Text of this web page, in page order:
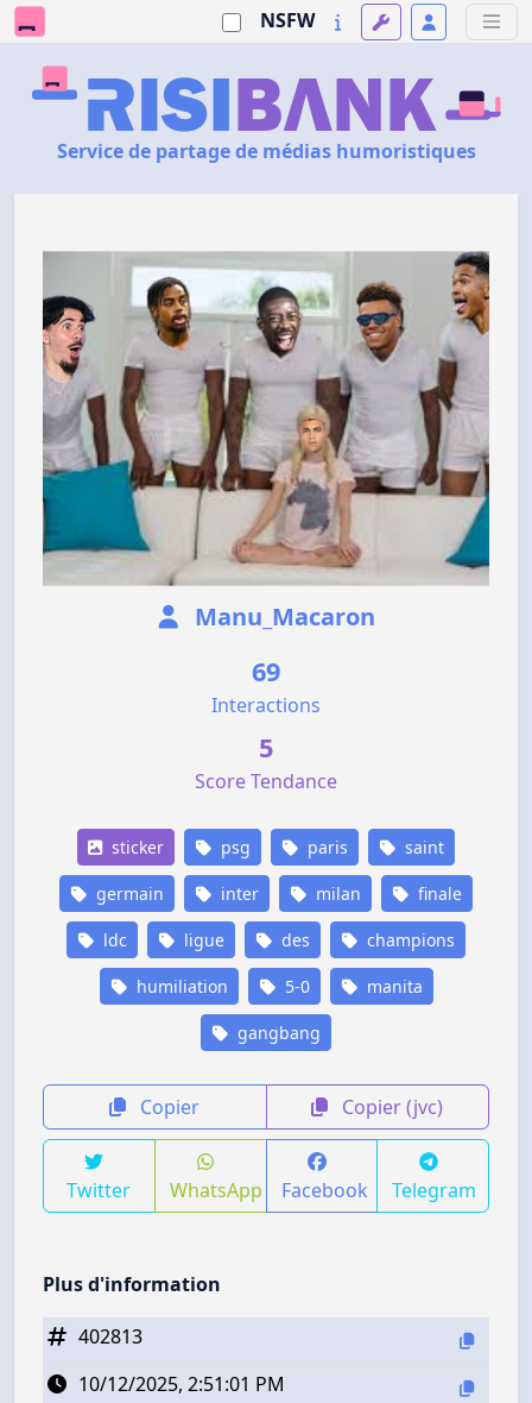
NSFW
Service de partage de médias humoristiques
Manu_Macaron
69
Interactions
5
Score Tendance
sticker psg paris saint
germain inter milan finale
ldc ligue des champions
humiliation 5-0 manita
gangbang
Copier Copier (jvc)
Twitter WhatsApp Facebook Telegram
Plus d'information
402813
10/12/2025, 2:51:01 PM